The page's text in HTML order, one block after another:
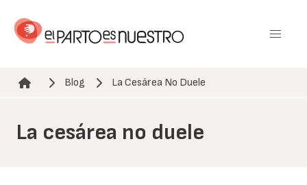
contenido
Ruta de navegación
Blog La Cesárea No Duele
La cesárea no duele